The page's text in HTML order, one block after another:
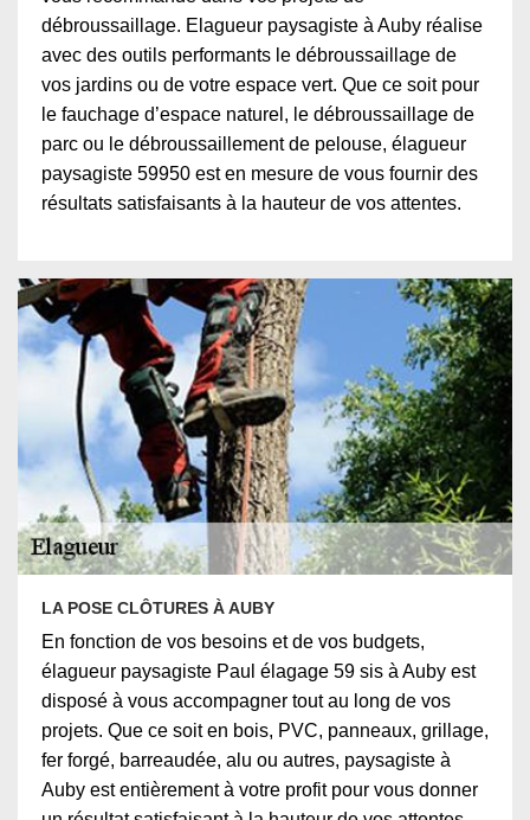
débroussaillage. Elagueur paysagiste à Auby réalise
avec des outils performants le débroussaillage de
vos jardins ou de votre espace vert. Que ce soit pour
le fauchage d’espace naturel, le débroussaillage de
parc ou le débroussaillement de pelouse, élagueur
paysagiste 59950 est en mesure de vous fournir des
résultats satisfaisants à la hauteur de vos attentes.
LA POSE CLÔTURES À AUBY
En fonction de vos besoins et de vos budgets,
élagueur paysagiste Paul élagage 59 sis à Auby est
disposé à vous accompagner tout au long de vos
projets. Que ce soit en bois, PVC, panneaux, grillage,
fer forgé, barreaudée, alu ou autres, paysagiste à
Auby est entièrement à votre profit pour vous donner